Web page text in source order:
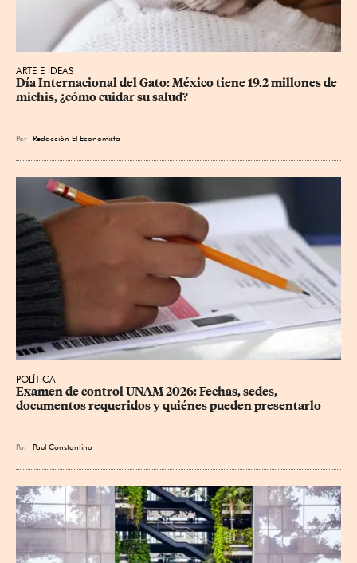
ARTE E IDEAS
Día Internacional del Gato: México tiene 19.2 millones de
michis, ¿cómo cuidar su salud?
Por Redacción El Economista
POLÍTICA
Examen de control UNAM 2026: Fechas, sedes,
documentos requeridos y quiénes pueden presentarlo
Por Paul Constantino